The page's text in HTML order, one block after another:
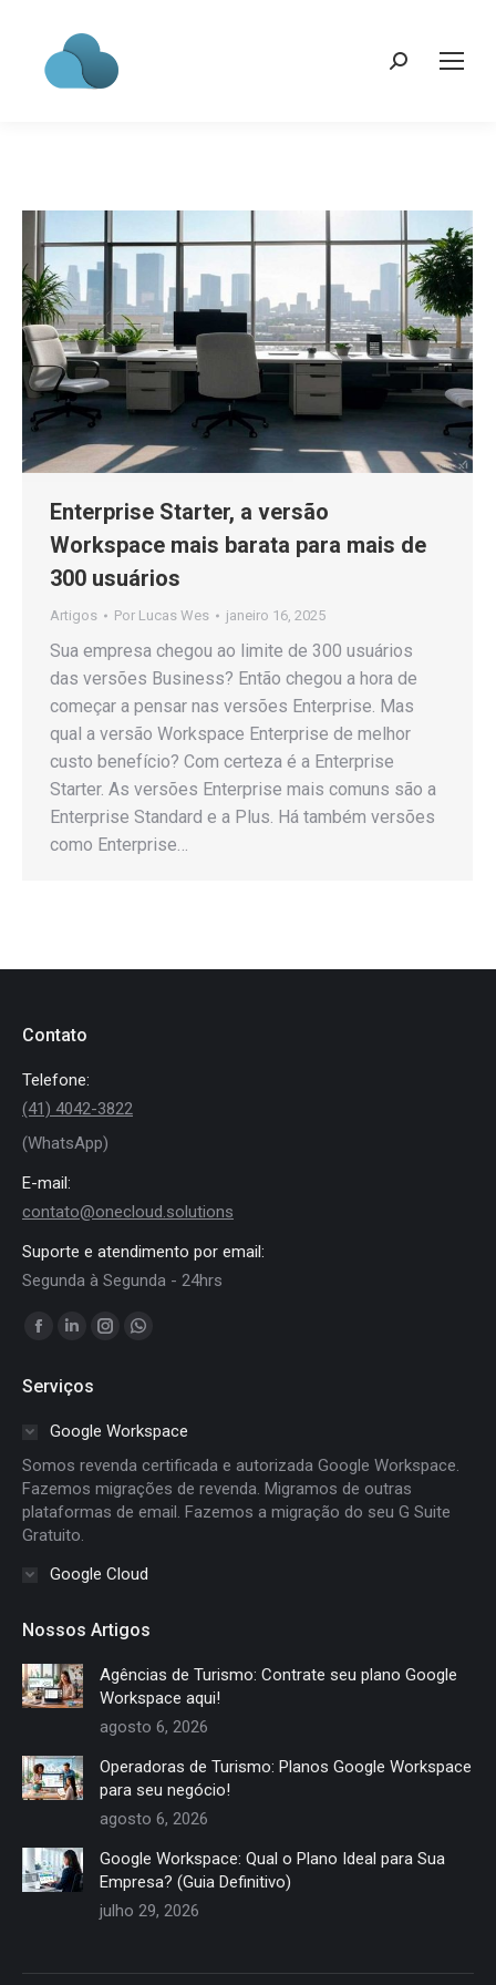
Search:
Enterprise Starter, a versão
Workspace mais barata para mais de
300 usuários
Artigos Por Lucas Wes janeiro 16, 2025
Sua empresa chegou ao limite de 300 usuários
das versões Business? Então chegou a hora de
começar a pensar nas versões Enterprise. Mas
qual a versão Workspace Enterprise de melhor
custo benefício? Com certeza é a Enterprise
Starter. As versões Enterprise mais comuns são a
Enterprise Standard e a Plus. Há também versões
como Enterprise…
Contato
Telefone:
(41) 4042-3822
(WhatsApp)
E-mail:
contato@onecloud.solutions
Suporte e atendimento por email:
Segunda à Segunda - 24hrs
Encontre-nos em:
Facebook
opens
window
Linkedin
opens
in
window
Instagram
in
new
window
Whatsapp
in
window
Serviços
Google Workspace
Somos revenda certificada e autorizada Google Workspace.
Fazemos migrações de revenda. Migramos de outras
plataformas de email. Fazemos a migração do seu G Suite
Gratuito.
Google Cloud
Nossos Artigos
Agências de Turismo: Contrate seu plano Google
Workspace aqui!
agosto 6, 2026
Operadoras de Turismo: Planos Google Workspace
para seu negócio!
agosto 6, 2026
Google Workspace: Qual o Plano Ideal para Sua
Empresa? (Guia Definitivo)
julho 29, 2026